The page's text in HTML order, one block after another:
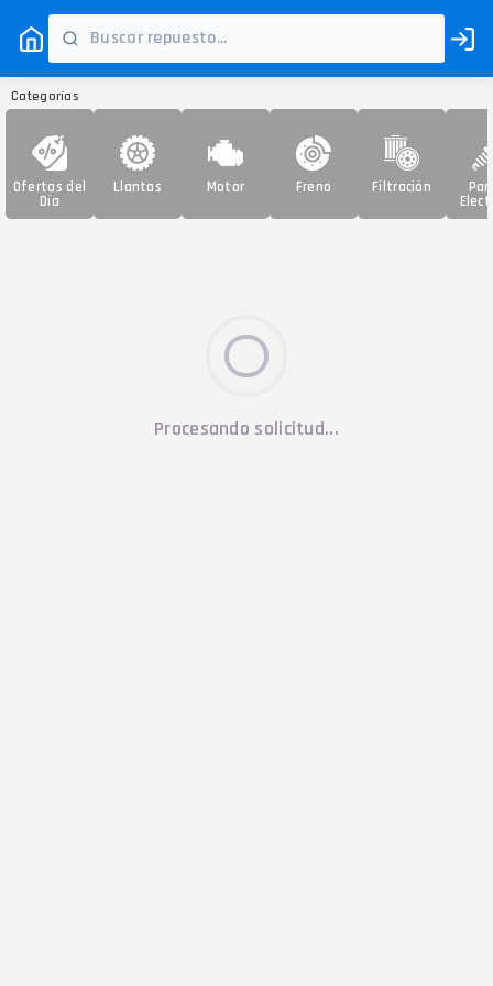
Categorías
Ofertas del
Día
Llantas Motor Freno Filtración
Procesando solicitud...